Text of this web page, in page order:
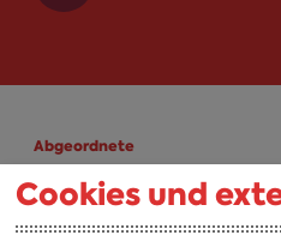
Abgeordnete
A-Z
Cookies und